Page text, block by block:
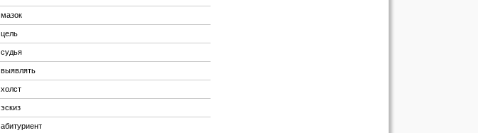
мазoк
цель
судья
выявлять
холст
эскиз
абитуриент